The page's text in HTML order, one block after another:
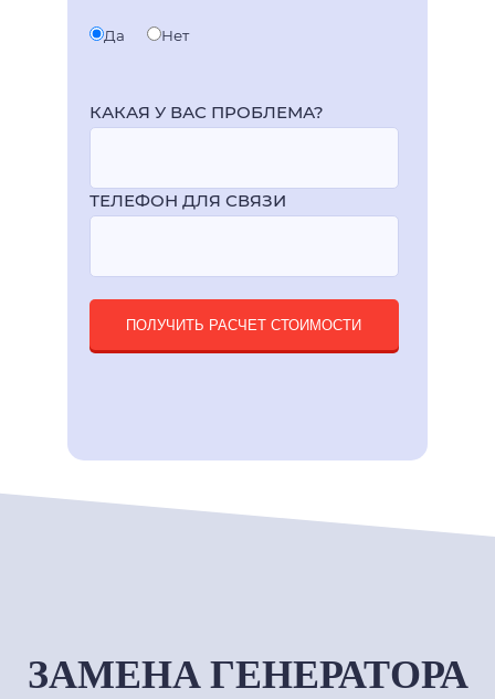
Да Нет
КАКАЯ У ВАС ПРОБЛЕМА?
ТЕЛЕФОН ДЛЯ СВЯЗИ
ПОЛУЧИТЬ РАСЧЕТ СТОИМОСТИ
ЗАМЕНА ГЕНЕРАТОРА